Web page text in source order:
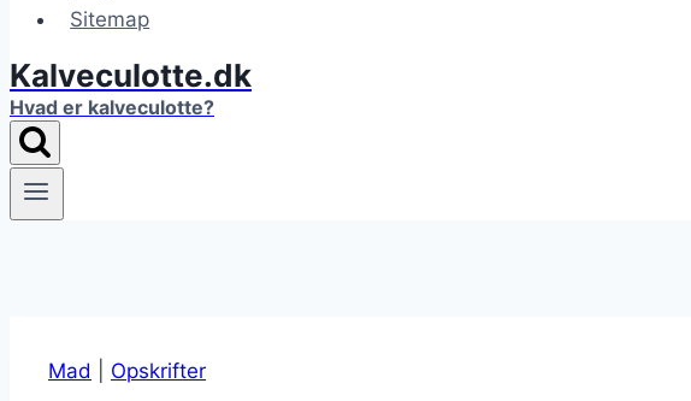
Sitemap
Kalveculotte.dk
Hvad er kalveculotte?
Mad Opskrifter